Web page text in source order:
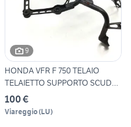
9
HONDA VFR F 750 TELAIO
TELAIETTO SUPPORTO SCUDO
AN
100 €
Viareggio(LU)